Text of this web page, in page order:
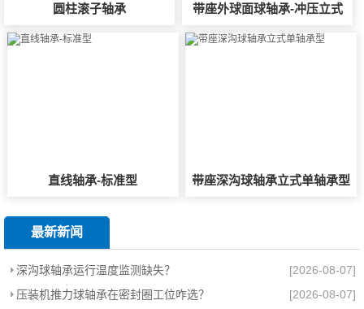
圆柱滚子轴承 带座外球面球轴承-冲压立式
直线轴承-标准型 带座深沟球轴承立式单轴承型
最新新闻
深沟球轴承运行温度监测缺失？
[2026-08-07]
压装机推力球轴承在密封圈工位咋选？
[2026-08-07]